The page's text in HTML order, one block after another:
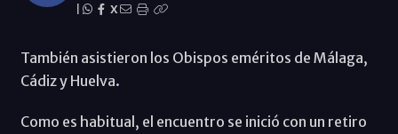
X
También asistieron los Obispos eméritos de Málaga,
Cádiz y Huelva.
Como es habitual, el encuentro se inició con un retiro